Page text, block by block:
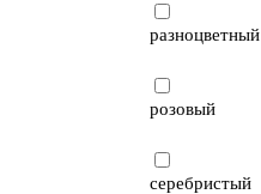
разноцветный
розовый
серебристый